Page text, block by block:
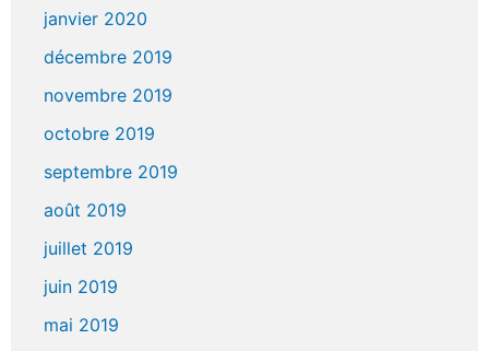
janvier 2020
décembre 2019
novembre 2019
octobre 2019
septembre 2019
août 2019
juillet 2019
juin 2019
mai 2019